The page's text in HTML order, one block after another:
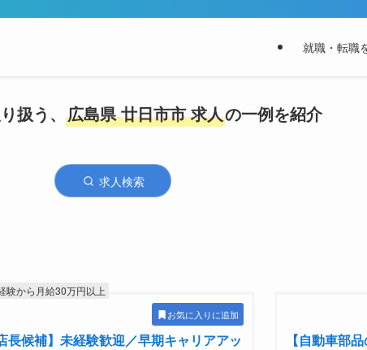
就職・転職
扱う、 広島県 廿日市市 求人の一例を紹介
求人検索
験から月給30万円以上
お気に入りに追加
長候補】未経験歓迎／早期キャリアアッ
【自動車部